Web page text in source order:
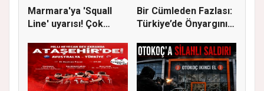
Marmara'ya 'Squall
Line' uyarısı! Çok
Bir Cümleden Fazlası:
Türkiye’de Önyargının